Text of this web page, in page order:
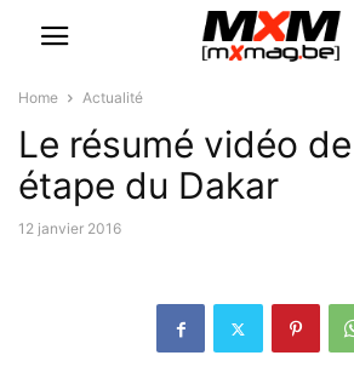
Home Actualité
Le résumé vidéo
étape du Dakar
12 janvier 2016